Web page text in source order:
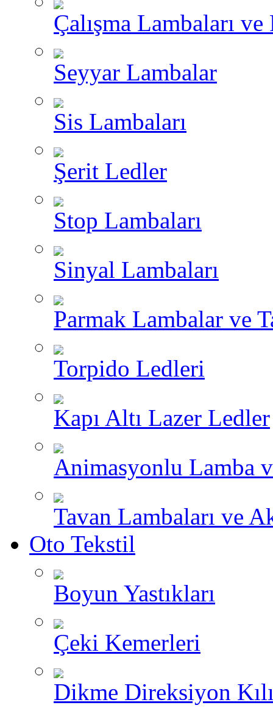
Çalışma Lambaları
Seyyar Lambalar
Sis Lambaları
Şerit Ledler
Stop Lambaları
Sinyal Lambaları
Parmak Lambalar ve
Torpido Ledleri
Kapı Altı Lazer Ledler
Animasyonlu Lamba
Tavan Lambaları ve
Oto Tekstil
Boyun Yastıkları
Çeki Kemerleri
Dikme Direksiyon